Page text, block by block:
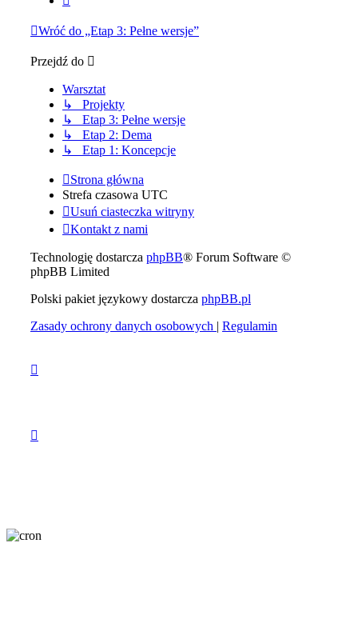
Wróć do „Etap 3: Pełne wersje”
Przejdź do
Warsztat
↳ Projekty
↳ Etap 3: Pełne wersje
↳ Etap 2: Dema
↳ Etap 1: Koncepcje
Strona główna
Strefa czasowa UTC
Usuń ciasteczka witryny
Kontakt z nami
Technologię dostarcza phpBB® Forum Software ©
phpBB Limited
Polski pakiet językowy dostarcza phpBB.pl
Zasady ochrony danych osobowych | Regulamin